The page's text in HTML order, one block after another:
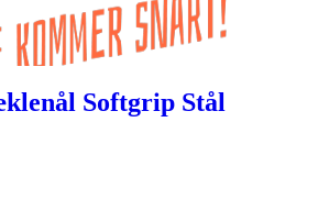
Softgrip Stål